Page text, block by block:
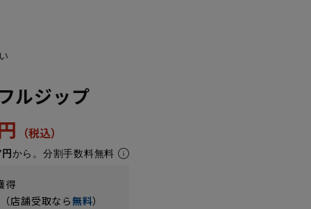
ルジップ
から。分割手数料無料
得
店舗受取なら無料）